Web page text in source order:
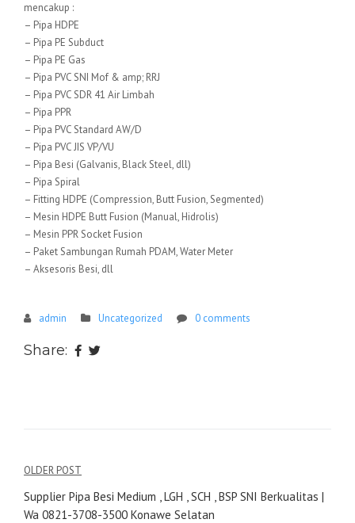
mencakup :
– Pipa HDPE
– Pipa PE Subduct
– Pipa PE Gas
– Pipa PVC SNI Mof & amp; RRJ
– Pipa PVC SDR 41 Air Limbah
– Pipa PPR
– Pipa PVC Standard AW/D
– Pipa PVC JIS VP/VU
– Pipa Besi (Galvanis, Black Steel, dll)
– Pipa Spiral
– Fitting HDPE (Compression, Butt Fusion, Segmented)
– Mesin HDPE Butt Fusion (Manual, Hidrolis)
– Mesin PPR Socket Fusion
– Paket Sambungan Rumah PDAM, Water Meter
– Aksesoris Besi, dll
admin Uncategorized 0 comments
Share:
Navigasi
pos
OLDER POST
Supplier Pipa Besi Medium , LGH , SCH , BSP SNI Berkualitas |
Wa 0821-3708-3500 Konawe Selatan